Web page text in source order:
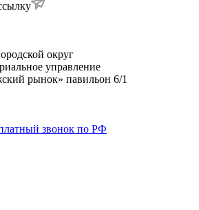
округ
управление
рынок» павильон 6/1
звонок по РФ